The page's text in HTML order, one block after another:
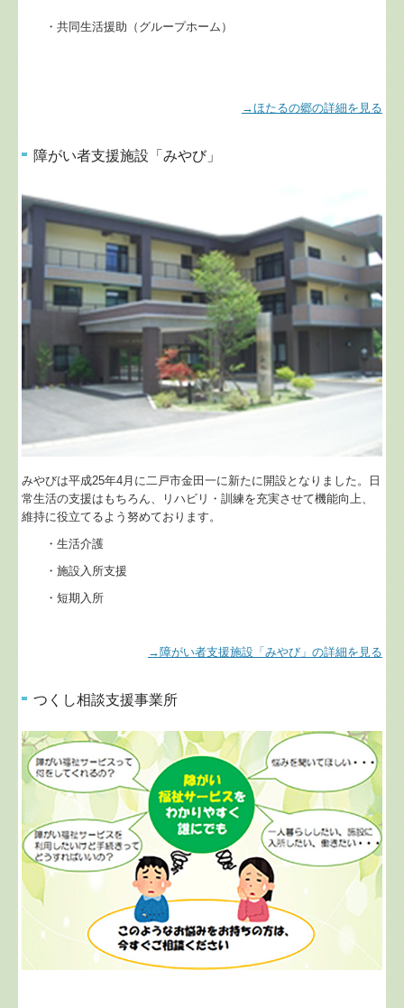
・共同生活援助（グループホーム）
→ほたるの郷の詳細を見る
障がい者支援施設「みやび」
みやびは平成25年4月に二戸市金田一に新たに開設となりました。日
常生活の支援はもちろん、リハビリ・訓練を充実させて機能向上、
維持に役立てるよう努めております。
・生活介護
・施設入所支援
・短期入所
→障がい者支援施設「みやび」の詳細を見る
つくし相談支援事業所